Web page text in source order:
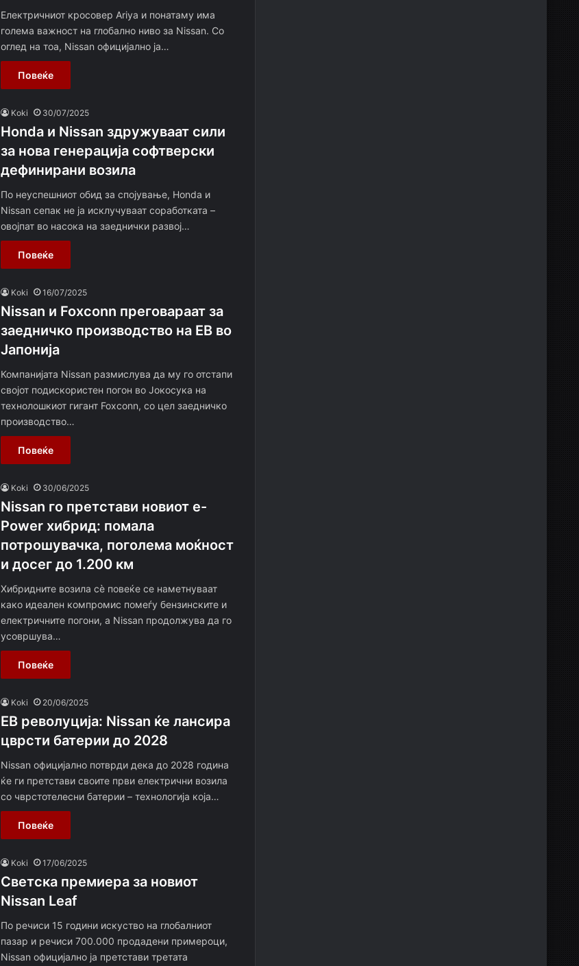
Електричниот кросовер Ariya и понатаму има
голема важност на глобално ниво за Nissan. Со
оглед на тоа, Nissan официјално ја…
Повеќе
Koki 30/07/2025
Honda и Nissan здружуваат сили
за нова генерација софтверски
дефинирани возила
По неуспешниот обид за спојување, Honda и
Nissan сепак не ја исклучуваат соработката –
овојпат во насока на заеднички развој…
Повеќе
Koki 16/07/2025
Nissan и Foxconn преговараат за
заедничко производство на ЕВ во
Јапонија
Компанијата Nissan размислува да му го отстапи
својот подискористен погон во Јокосука на
технолошкиот гигант Foxconn, со цел заедничко
производство…
Повеќе
Koki 30/06/2025
Nissan го претстави новиот e-
Power хибрид: помала
потрошувачка, поголема моќност
и досег до 1.200 км
Хибридните возила сè повеќе се наметнуваат
како идеален компромис помеѓу бензинските и
електричните погони, а Nissan продолжува да го
усовршува…
Повеќе
Koki 20/06/2025
ЕВ револуција: Nissan ќе лансира
цврсти батерии до 2028
Nissan официјално потврди дека до 2028 година
ќе ги претстави своите први електрични возила
со чврстотелесни батерии – технологија која…
Повеќе
Koki 17/06/2025
Светска премиера за новиот
Nissan Leaf
По речиси 15 години искуство на глобалниот
пазар и речиси 700.000 продадени примероци,
Nissan официјално ја претстави третата